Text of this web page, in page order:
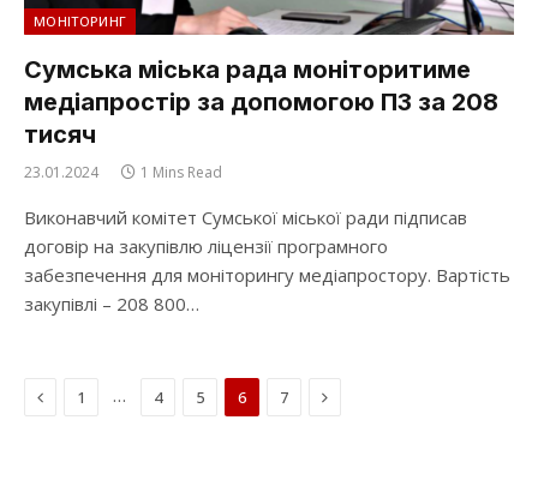
МОНІТОРИНГ
Сумська міська рада моніторитиме
медіапростір за допомогою ПЗ за 208
тисяч
23.01.2024 1 Mins Read
Виконавчий комітет Сумської міської ради підписав
договір на закупівлю ліцензії програмного
забезпечення для моніторингу медіапростору. Вартість
закупівлі – 208 800…
Previous
1 … 4 5 6 7 Next